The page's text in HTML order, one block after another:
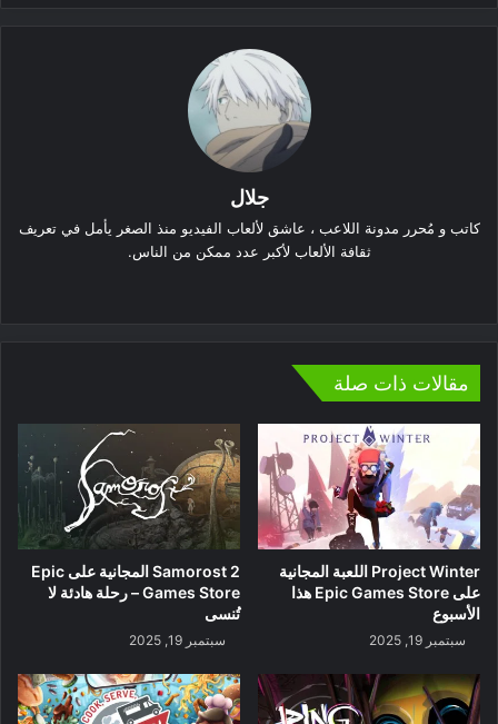
جلال
كاتب و مُحرر مدونة اللاعب ، عاشق لألعاب الفيديو منذ الصغر يأمل في تعريف
ثقافة الألعاب لأكبر عدد ممكن من الناس.
مقالات ذات صلة
Project Winter اللعبة المجانية
على Epic Games Store هذا
الأسبوع
سبتمبر 19, 2025
Samorost 2 المجانية على Epic
Games Store – رحلة هادئة لا
تُنسى
سبتمبر 19, 2025